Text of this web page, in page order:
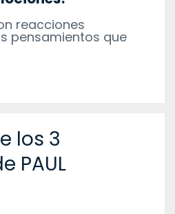
reacciones
pensamientos que
los 3
PAUL